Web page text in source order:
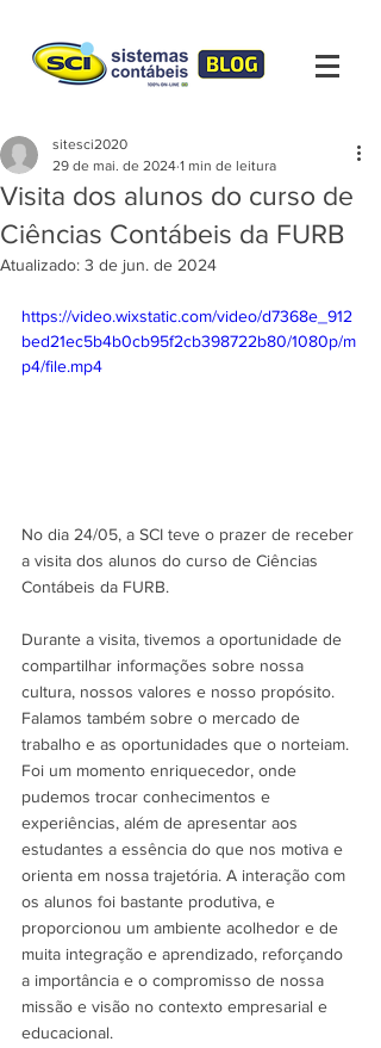
Visita dos alunos do curso de
Ciências Contábeis da FURB
sitesci2020
29 de mai. de 2024 1 min de leitura
Atualizado: 3 de jun. de 2024
https://video.wixstatic.com/video/d7368e_912
bed21ec5b4b0cb95f2cb398722b80/1080p/m
p4/file.mp4
No dia 24/05, a SCI teve o prazer de receber
a visita dos alunos do curso de Ciências
Contábeis da FURB.
Durante a visita, tivemos a oportunidade de
compartilhar informações sobre nossa
cultura, nossos valores e nosso propósito.
Falamos também sobre o mercado de
trabalho e as oportunidades que o norteiam.
Foi um momento enriquecedor, onde
pudemos trocar conhecimentos e
experiências, além de apresentar aos
estudantes a essência do que nos motiva e
orienta em nossa trajetória. A interação com
os alunos foi bastante produtiva, e
proporcionou um ambiente acolhedor e de
muita integração e aprendizado, reforçando
a importância e o compromisso de nossa
missão e visão no contexto empresarial e
educacional.